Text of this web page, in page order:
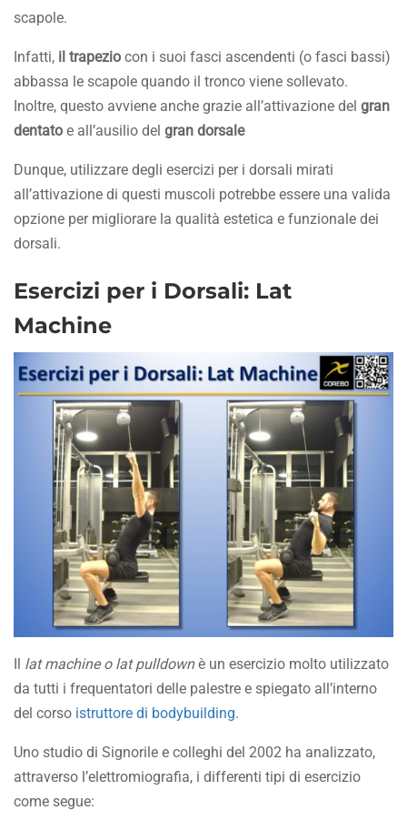
scapole.
Infatti, il trapezio con i suoi fasci ascendenti (o fasci bassi)
abbassa le scapole quando il tronco viene sollevato.
Inoltre, questo avviene anche grazie all’attivazione del gran
dentato e all’ausilio del gran dorsale
Dunque, utilizzare degli esercizi per i dorsali mirati
all’attivazione di questi muscoli potrebbe essere una valida
opzione per migliorare la qualità estetica e funzionale dei
dorsali.
Esercizi per i Dorsali: Lat
Machine
lat machine o lat pulldownè un esercizio molto utilizzato
da tutti i frequentatori delle palestre e spiegato all’interno
del corso istruttore di bodybuilding.
Uno studio di Signorile e colleghi del 2002 ha analizzato,
attraverso l’elettromiografia, i differenti tipi di esercizio
come segue: